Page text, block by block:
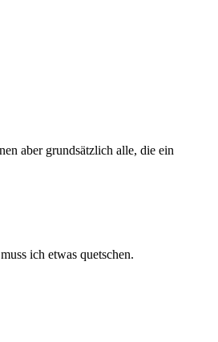
aber grundsätzlich alle, die ein
ich etwas quetschen.